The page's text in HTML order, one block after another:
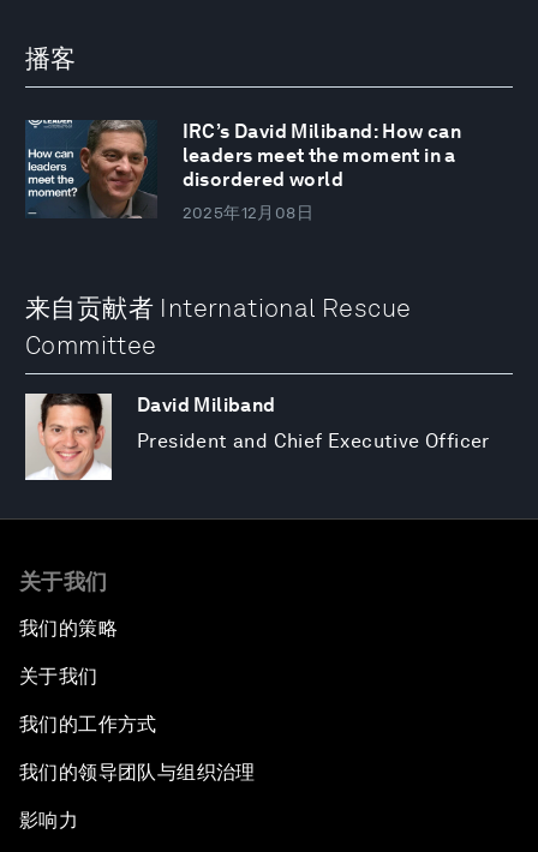
播客
IRC’s David Miliband: How can
leaders meet the moment in a
disordered world
2025年12月08日
来自贡献者 International Rescue
Committee
David Miliband
President and Chief Executive Officer
关于我们
我们的策略
关于我们
我们的工作方式
我们的领导团队与组织治理
影响力